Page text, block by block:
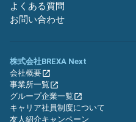
よくある質問
お問い合わせ
株式会社BREXA Next
会社概要
事業所一覧
グループ企業一覧
キャリア社員制度について
友人紹介キャンペーン